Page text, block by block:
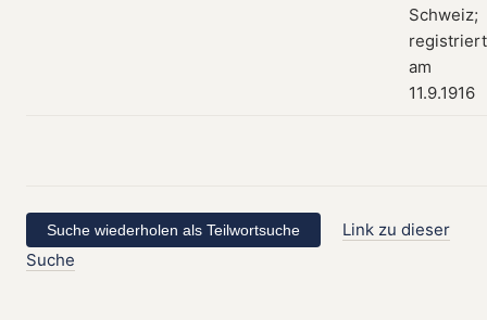
Schweiz;
registriert
am
11.9.1916
Link zu dieser
Suche